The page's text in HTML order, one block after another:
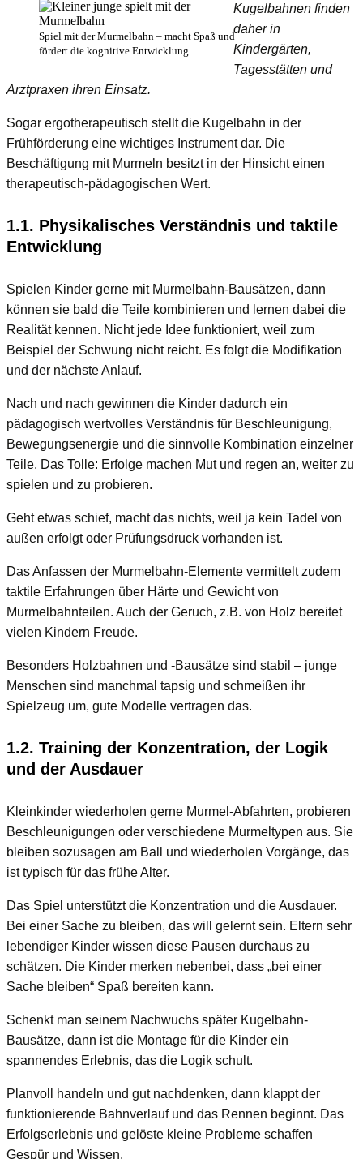
Spiel mit der Murmelbahn – macht Spaß und
fördert die kognitive Entwicklung
Kugelbahnen finden
daher in
Kindergärten,
Tagesstätten und
Arztpraxen ihren Einsatz.
Sogar ergotherapeutisch stellt die Kugelbahn in der
Frühförderung eine wichtiges Instrument dar. Die
Beschäftigung mit Murmeln besitzt in der Hinsicht einen
therapeutisch-pädagogischen Wert.
1.1. Physikalisches Verständnis und taktile
Entwicklung
Spielen Kinder gerne mit Murmelbahn-Bausätzen, dann
können sie bald die Teile kombinieren und lernen dabei die
Realität kennen. Nicht jede Idee funktioniert, weil zum
Beispiel der Schwung nicht reicht. Es folgt die Modifikation
und der nächste Anlauf.
Nach und nach gewinnen die Kinder dadurch ein
pädagogisch wertvolles Verständnis für Beschleunigung,
Bewegungsenergie und die sinnvolle Kombination einzelner
Teile. Das Tolle: Erfolge machen Mut und regen an, weiter zu
spielen und zu probieren.
Geht etwas schief, macht das nichts, weil ja kein Tadel von
außen erfolgt oder Prüfungsdruck vorhanden ist.
Das Anfassen der Murmelbahn-Elemente vermittelt zudem
taktile Erfahrungen über Härte und Gewicht von
Murmelbahnteilen. Auch der Geruch, z.B. von Holz bereitet
vielen Kindern Freude.
Besonders Holzbahnen und -Bausätze sind stabil – junge
Menschen sind manchmal tapsig und schmeißen ihr
Spielzeug um, gute Modelle vertragen das.
1.2. Training der Konzentration, der Logik
und der Ausdauer
Kleinkinder wiederholen gerne Murmel-Abfahrten, probieren
Beschleunigungen oder verschiedene Murmeltypen aus. Sie
bleiben sozusagen am Ball und wiederholen Vorgänge, das
ist typisch für das frühe Alter.
Das Spiel unterstützt die Konzentration und die Ausdauer.
Bei einer Sache zu bleiben, das will gelernt sein. Eltern sehr
lebendiger Kinder wissen diese Pausen durchaus zu
schätzen. Die Kinder merken nebenbei, dass „bei einer
Sache bleiben“ Spaß bereiten kann.
Schenkt man seinem Nachwuchs später Kugelbahn-
Bausätze, dann ist die Montage für die Kinder ein
spannendes Erlebnis, das die Logik schult.
Planvoll handeln und gut nachdenken, dann klappt der
funktionierende Bahnverlauf und das Rennen beginnt. Das
Erfolgserlebnis und gelöste kleine Probleme schaffen
Gespür und Wissen.